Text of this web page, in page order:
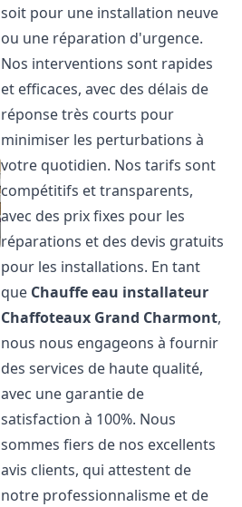
soit pour une installation neuve
ou une réparation d'urgence.
Nos interventions sont rapides
et efficaces, avec des délais de
réponse très courts pour
minimiser les perturbations à
votre quotidien. Nos tarifs sont
compétitifs et transparents,
avec des prix fixes pour les
réparations et des devis gratuits
pour les installations. En tant
que Chauffe eau installateur
Chaffoteaux Grand Charmont,
nous nous engageons à fournir
des services de haute qualité,
avec une garantie de
satisfaction à 100%. Nous
sommes fiers de nos excellents
avis clients, qui attestent de
notre professionnalisme et de